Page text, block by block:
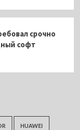
срочно
софт
HUAWEI